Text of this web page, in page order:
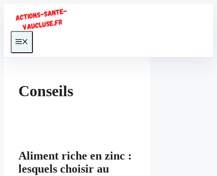
contenu
Conseils
Aliment riche en zinc :
lesquels choisir au